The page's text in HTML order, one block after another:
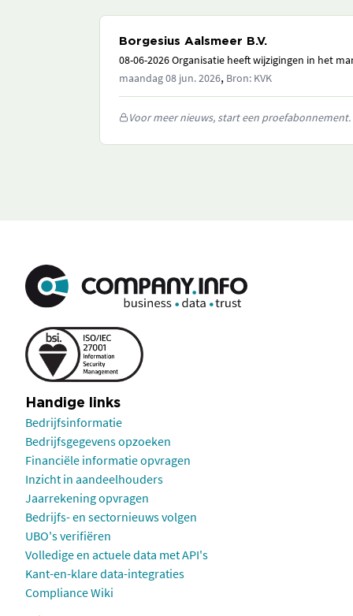
Borgesius Aalsmeer B.V.
08-06-2026 Organisatie heeft wijzigingen in het
maandag 08 jun. 2026, Bron: KVK
Voor meer nieuws, start een proefabonnement.
Handige links
Bedrijfsinformatie
Bedrijfsgegevens opzoeken
Financiële informatie opvragen
Inzicht in aandeelhouders
Jaarrekening opvragen
Bedrijfs- en sectornieuws volgen
UBO's verifiëren
Volledige en actuele data met API's
Kant-en-klare data-integraties
Compliance Wiki